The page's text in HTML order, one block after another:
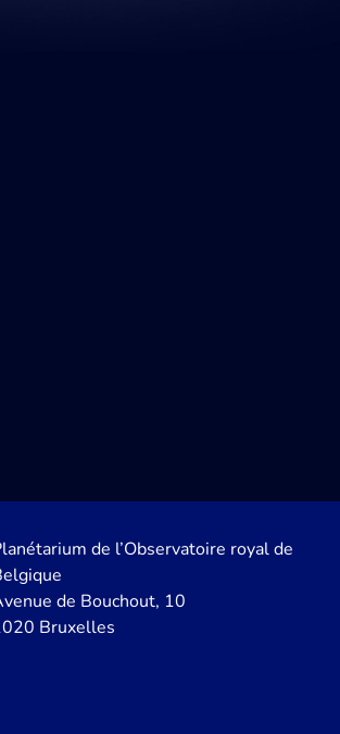
de l’Observatoire royal de
de Bouchout, 10
Bruxelles